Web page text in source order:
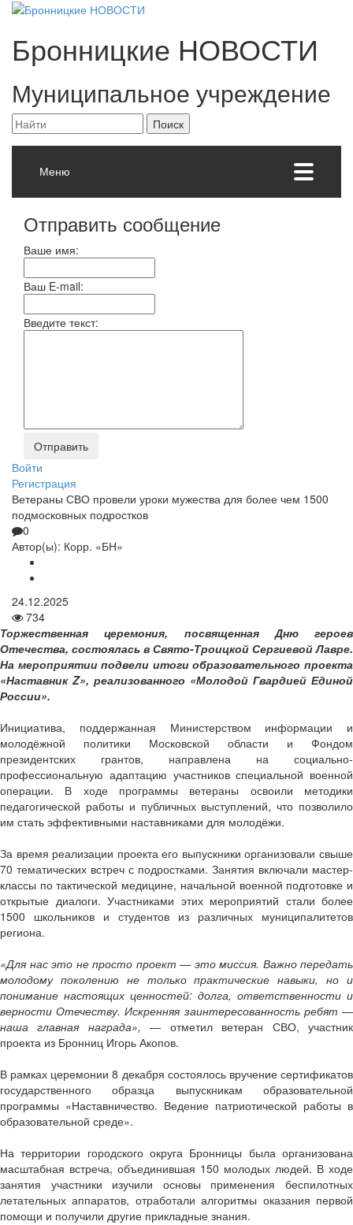
Бронницкие НОВОСТИ
Муниципальное учреждение
Меню
Отправить сообщение
Ваше имя:
Ваш E-mail:
Введите текст:
Войти
Регистрация
Ветераны СВО провели уроки мужества для более чем 1500
подмосковных подростков
0
Автор(ы): Корр. «БН»
24.12.2025
734
Торжественная церемония, посвященная Дню героев
Отечества, состоялась в Свято-Троицкой Сергиевой Лавре.
На мероприятии подвели итоги образовательного проекта
«Наставник Z», реализованного «Молодой Гвардией Единой
России».
Инициатива, поддержанная Министерством информации и
молодёжной политики Московской области и Фондом
президентских грантов, направлена на социально-
профессиональную адаптацию участников специальной военной
операции. В ходе программы ветераны освоили методики
педагогической работы и публичных выступлений, что позволило
им стать эффективными наставниками для молодёжи.
За время реализации проекта его выпускники организовали свыше
70 тематических встреч с подростками. Занятия включали мастер-
классы по тактической медицине, начальной военной подготовке и
открытые диалоги. Участниками этих мероприятий стали более
1500 школьников и студентов из различных муниципалитетов
региона.
«Для нас это не просто проект — это миссия. Важно передать
молодому поколению не только практические навыки, но и
понимание настоящих ценностей: долга, ответственности и
верности Отечеству. Искренняя заинтересованность ребят —
наша главная награда», — отметил ветеран СВО, участник
проекта из Бронниц Игорь Акопов.
В рамках церемонии 8 декабря состоялось вручение сертификатов
государственного образца выпускникам образовательной
программы «Наставничество. Ведение патриотической работы в
образовательной среде».
На территории городского округа Бронницы была организована
масштабная встреча, объединившая 150 молодых людей. В ходе
занятия участники изучили основы применения беспилотных
летательных аппаратов, отработали алгоритмы оказания первой
помощи и получили другие прикладные знания.